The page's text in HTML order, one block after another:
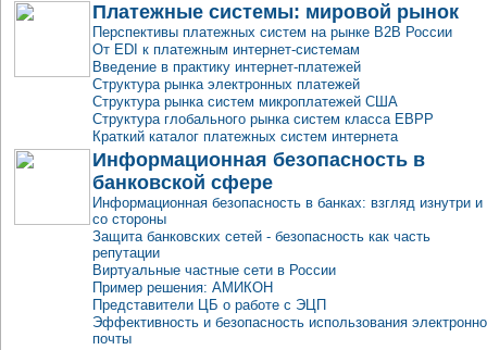
Платежные системы: мировой рынок
Перспективы платежных систем на рынке B2B России
От EDI к платежным интернет-системам
Введение в практику интернет-платежей
Структура рынка электронных платежей
Структура рынка систем микроплатежей США
Структура глобального рынка систем класса EBPP
Краткий каталог платежных систем интернета
Информационная безопасность в
банковской сфере
Информационная безопасность в банках: взгляд изнутри и
со стороны
Защита банковских сетей - безопасность как часть
репутации
Виртуальные частные сети в России
Пример решения: АМИКОН
Представители ЦБ о работе с ЭЦП
Эффективность и безопасность использования
почты